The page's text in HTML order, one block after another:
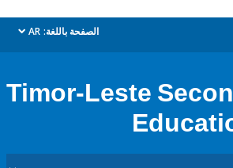
الصفحة باللغة: AR
dropdown
Timor-Leste